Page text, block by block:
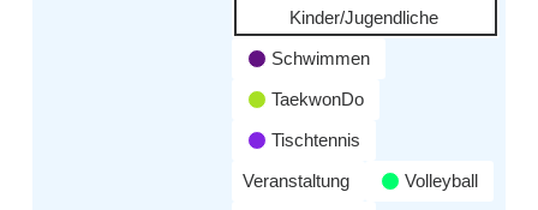
Kinder/Jugendliche
Schwimmen
TaekwonDo
Tischtennis
Veranstaltung
Volleyball